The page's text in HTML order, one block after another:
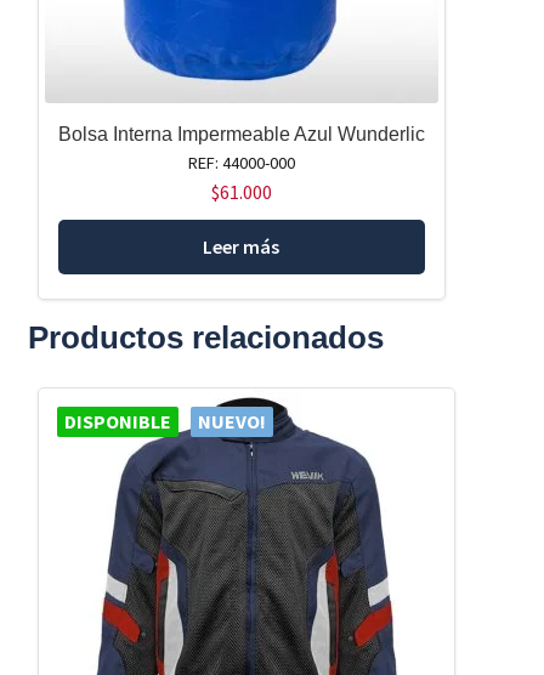
Bolsa Interna Impermeable Azul Wunderlic
REF: 44000-000
$61.000
Leer más
Productos relacionados
DISPONIBLE NUEVO!